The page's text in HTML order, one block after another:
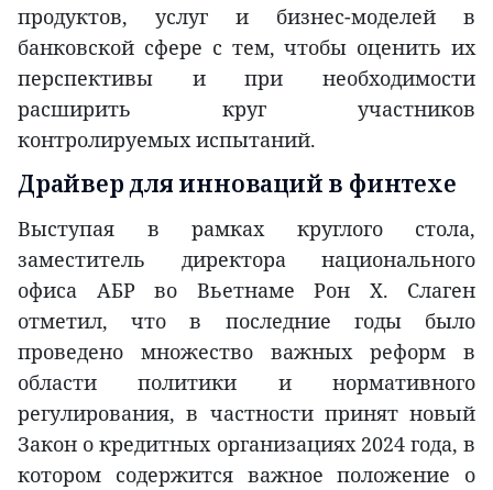
продуктов, услуг и бизнес-моделей в
банковской сфере с тем, чтобы оценить их
перспективы и при необходимости
расширить круг участников
контролируемых испытаний.
Драйвер для инноваций в финтехе
Выступая в рамках круглого стола,
заместитель директора национального
офиса АБР во Вьетнаме Рон Х. Слаген
отметил, что в последние годы было
проведено множество важных реформ в
области политики и нормативного
регулирования, в частности принят новый
Закон о кредитных организациях 2024 года, в
котором содержится важное положение о